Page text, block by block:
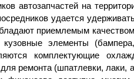
автозапчастей на
удается
приемлемым
элементы
комплектующие
ремонта (шпатлевки, лаки,